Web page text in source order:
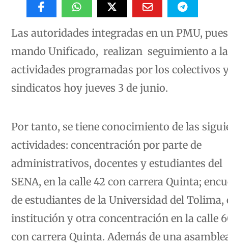
Las autoridades integradas en un PMU,
mando Unificado, realizan seguimiento a
actividades programadas por los colectivos
sindicatos hoy jueves 3 de junio.
Por tanto, se tiene conocimiento de las
actividades: concentración por parte de
administrativos, docentes y estudiantes del
SENA, en la calle 42 con carrera Quinta;
de estudiantes de la Universidad del Tolima,
institución y otra concentración en la calle
con carrera Quinta. Además de una